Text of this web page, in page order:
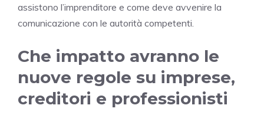
assistono l’imprenditore e come deve avvenire la
comunicazione con le autorità competenti.
Che impatto avranno le
nuove regole su imprese,
creditori e professionisti